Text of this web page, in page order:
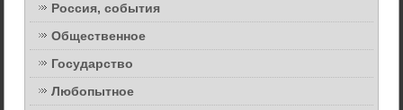
Россия, события
Общественное
Государство
Любопытное